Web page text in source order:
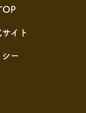
イト
ー